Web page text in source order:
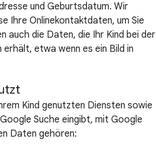
und Geburtsdatum. Wir
Ihre Onlinekontaktdaten, um Sie
auch die Daten, die Ihr Kind bei der
etwa wenn es ein Bild in
Kind genutzten Diensten sowie
Suche eingibt, mit Google
Daten gehören: